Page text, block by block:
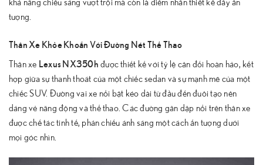
khả năng chiếu sáng vượt trội mà còn là điểm nhấn thiết kế đầy ấn
tượng.
Thân Xe Khỏe Khoắn Với Đường Nét Thể Thao
Thân xe Lexus NX350h được thiết kế với tỷ lệ cân đối hoàn hảo, kết
hợp giữa sự thanh thoát của một chiếc sedan và sự mạnh mẽ của một
chiếc SUV. Đường vai xe nổi bật kéo dài từ đầu đến đuôi tạo nên
dáng vẻ năng động và thể thao. Các đường gân dập nổi trên thân xe
được chế tác tinh tế, phản chiếu ánh sáng một cách ấn tượng dưới
mọi góc nhìn.